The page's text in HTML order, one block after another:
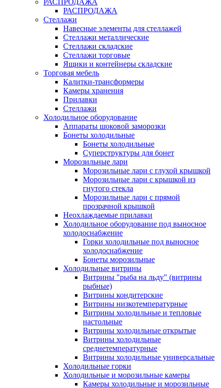
РАСПРОДАЖА
РАСПРОДАЖА
Стеллажи
Навесные элементы для стеллажей
Стеллажи металлические
Стеллажи складские
Стеллажи торговые
Ящики и контейнеры складские
Торговая мебель
Калитки-трансформеры
Камеры хранения
Прилавки
Стеллажи
Холодильное оборудование
Аппараты шоковой заморозки
Бонеты холодильные
Бонеты холодильные
Суперструктуры для бонет
Морозильные лари
Морозильные лари с глухой крышкой
Морозильные лари с крышкой из
гнутого стекла
Морозильные лари с прямой
прозрачной крышкой
Неохлаждаемые прилавки
Холодильное оборудование под выносное
холодоснабжение
Горки холодильные под выносное
холодоснабжение
Бонеты морозильные
Холодильные витрины
Витрины "рыба на льду" (витрины
рыбные)
Витрины кондитерские
Витрины низкотемпературные
Витрины холодильные и тепловые
настольные
Витрины холодильные открытые
Витрины холодильные
среднетемпературные
Витрины холодильные универсальные
Холодильные горки
Холодильные и морозильные камеры
Камеры холодильные и морозильные